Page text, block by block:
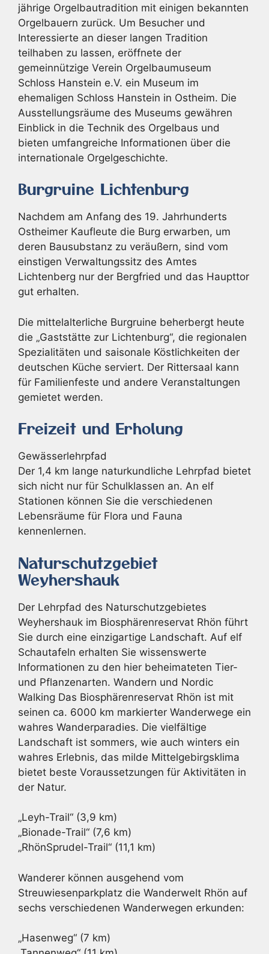
jährige Orgelbautradition mit einigen bekannten
Orgelbauern zurück. Um Besucher und
Interessierte an dieser langen Tradition
teilhaben zu lassen, eröffnete der
gemeinnützige Verein Orgelbaumuseum
Schloss Hanstein e.V. ein Museum im
ehemaligen Schloss Hanstein in Ostheim. Die
Ausstellungsräume des Museums gewähren
Einblick in die Technik des Orgelbaus und
bieten umfangreiche Informationen über die
internationale Orgelgeschichte.
Burgruine Lichtenburg
Nachdem am Anfang des 19. Jahrhunderts
Ostheimer Kaufleute die Burg erwarben, um
deren Bausubstanz zu veräußern, sind vom
einstigen Verwaltungssitz des Amtes
Lichtenberg nur der Bergfried und das Haupttor
gut erhalten.
Die mittelalterliche Burgruine beherbergt heute
die „Gaststätte zur Lichtenburg“, die regionalen
Spezialitäten und saisonale Köstlichkeiten der
deutschen Küche serviert. Der Rittersaal kann
für Familienfeste und andere Veranstaltungen
gemietet werden.
Freizeit und Erholung
Gewässerlehrpfad
Der 1,4 km lange naturkundliche Lehrpfad bietet
sich nicht nur für Schulklassen an. An elf
Stationen können Sie die verschiedenen
Lebensräume für Flora und Fauna
kennenlernen.
Naturschutzgebiet
Weyhershauk
Der Lehrpfad des Naturschutzgebietes
Weyhershauk im Biosphärenreservat Rhön führt
Sie durch eine einzigartige Landschaft. Auf elf
Schautafeln erhalten Sie wissenswerte
Informationen zu den hier beheimateten Tier-
und Pflanzenarten. Wandern und Nordic
Walking Das Biosphärenreservat Rhön ist mit
seinen ca. 6000 km markierter Wanderwege ein
wahres Wanderparadies. Die vielfältige
Landschaft ist sommers, wie auch winters ein
wahres Erlebnis, das milde Mittelgebirgsklima
bietet beste Voraussetzungen für Aktivitäten in
der Natur.
„Leyh-Trail“ (3,9 km)
„Bionade-Trail“ (7,6 km)
„RhönSprudel-Trail“ (11,1 km)
Wanderer können ausgehend vom
Streuwiesenparkplatz die Wanderwelt Rhön auf
sechs verschiedenen Wanderwegen erkunden:
„Hasenweg“ (7 km)